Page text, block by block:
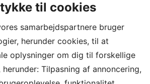
til cookies
samarbejdspartnere bruger
herunder cookies, til at
oplysninger om dig til forskellige
herunder: Tilpasning af annoncering,